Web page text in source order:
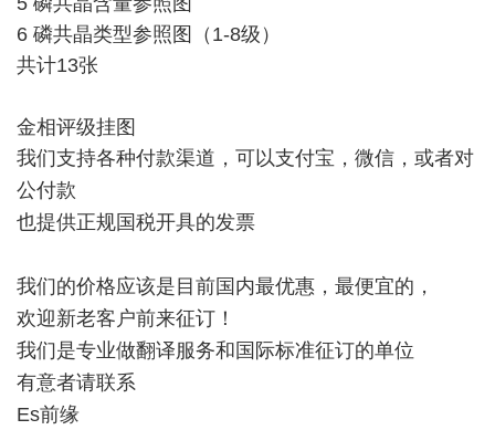
6 磷共晶类型参照图（1-8级）
共计13张
金相评级挂图
我们支持各种付款渠道，可以支付宝，微信，或者对
公付款
也提供正规国税开具的发票
我们的价格应该是目前国内最优惠，最便宜的，
欢迎新老客户前来征订！
我们是专业做翻译服务和国际标准征订的单位
有意者请联系
Es前缘